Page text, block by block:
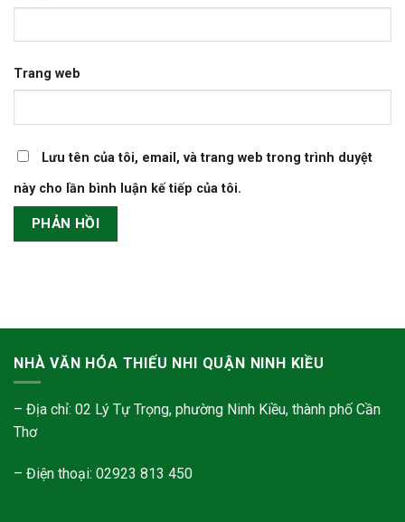
Trang web
Lưu tên của tôi, email, và trang web trong trình duyệt
này cho lần bình luận kế tiếp của tôi.
NHÀ VĂN HÓA THIẾU NHI QUẬN NINH KIỀU
– Địa chỉ: 02 Lý Tự Trọng, phường Ninh Kiều, thành phố Cần
Thơ
– Điện thoại: 02923 813 450